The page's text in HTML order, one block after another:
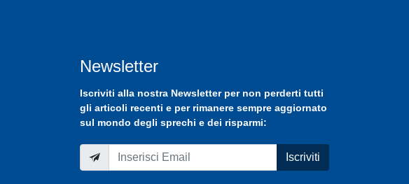
Newsletter
Iscriviti alla nostra Newsletterper non perderti tutti
gli articoli recenti e per rimanere sempre aggiornato
sul mondo degli sprechi e dei risparmi:
Iscriviti